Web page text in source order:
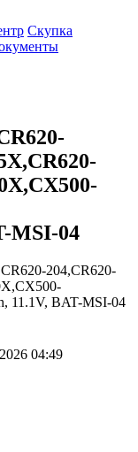
Cкупка
MSI-04
04:49